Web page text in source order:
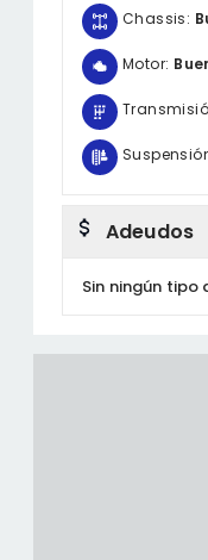
Chassis:
Motor:
Adeudos
Sin ningún